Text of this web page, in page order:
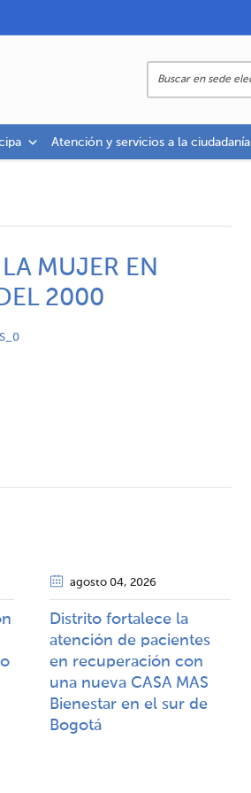
Atención y servicios a la ciudadanía
MUJER EN
2000
agosto 04, 2026
Distrito fortalece la
atención de pacientes
en recuperación con
una nueva CASA MAS
Bienestar en el sur de
Bogotá